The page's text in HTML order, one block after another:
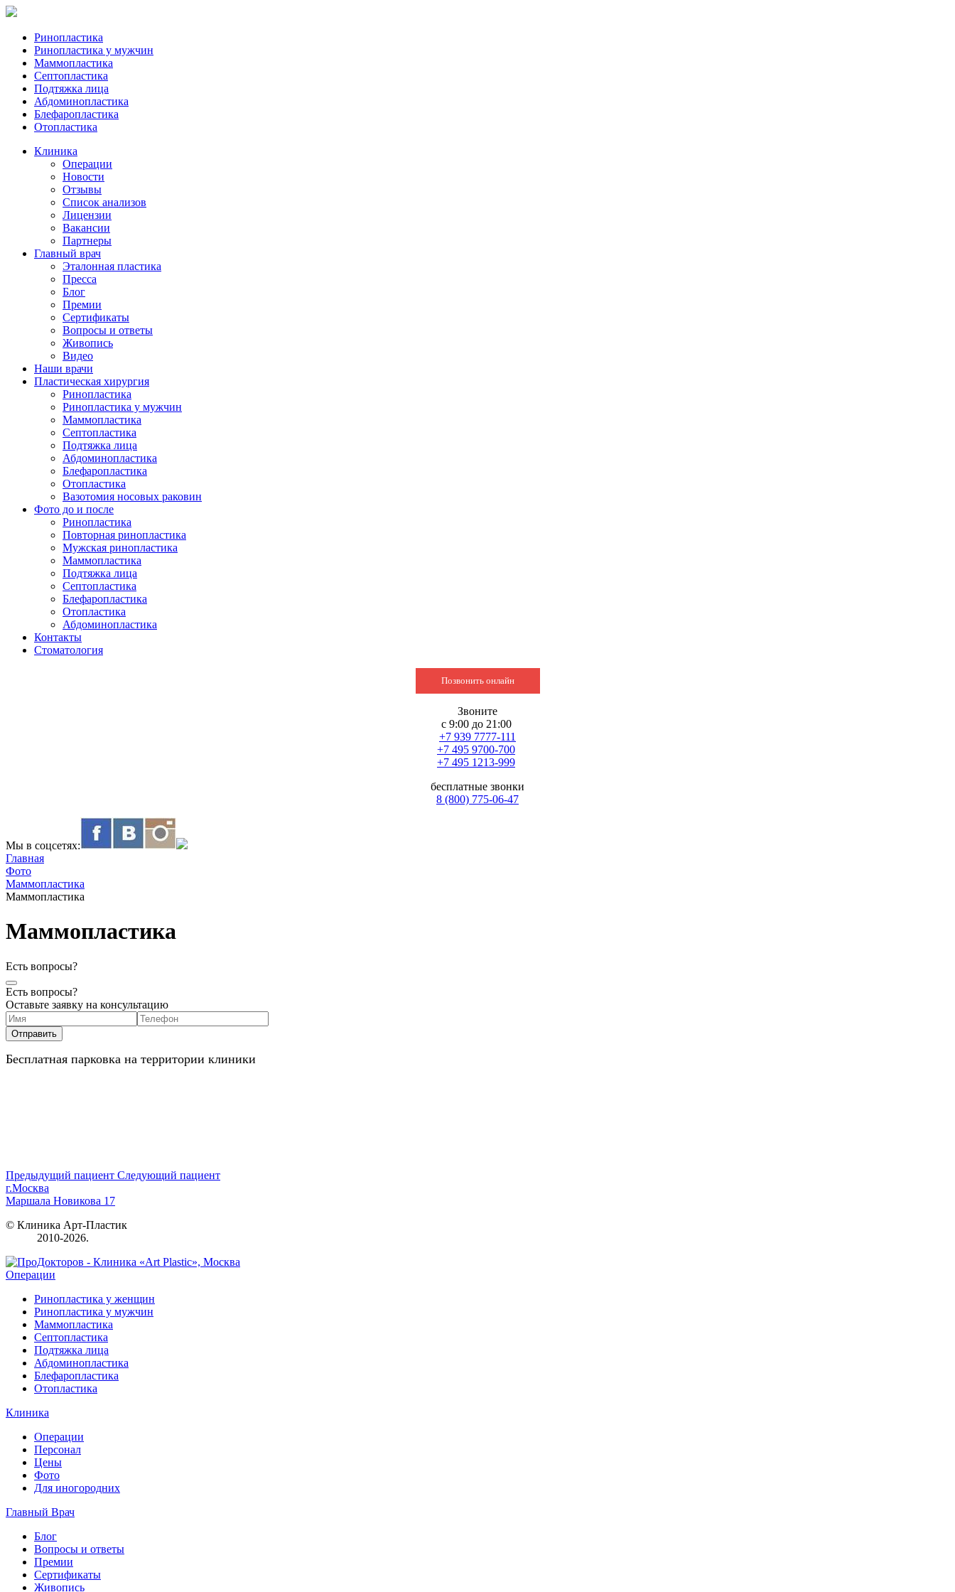
Ринопластика
Ринопластика у мужчин
Маммопластика
Септопластика
Подтяжка лица
Абдоминопластика
Блефаропластика
Отопластика
Клиника
Операции
Новости
Отзывы
Список анализов
Лицензии
Вакансии
Партнеры
Главный врач
Эталонная пластика
Пресса
Блог
Премии
Сертификаты
Вопросы и ответы
Живопись
Видео
Наши врачи
Пластическая хирургия
Ринопластика
Ринопластика у мужчин
Маммопластика
Септопластика
Подтяжка лица
Абдоминопластика
Блефаропластика
Отопластика
Вазотомия носовых раковин
Фото до и после
Ринопластика
Повторная ринопластика
Мужская ринопластика
Маммопластика
Подтяжка лица
Септопластика
Блефаропластика
Отопластика
Абдоминопластика
Контакты
Стоматология
Позвонить онлайн
Звоните
с 9:00 до 21:00
+7 939 7777-111
+7 495 9700-700
+7 495 1213-999
бесплатные звонки
8 (800) 775-06-47
Мы в соцсетях:
Главная
Фото
Маммопластика
Маммопластика
Маммопластика
Есть вопросы?
Есть вопросы?
Оставьте заявку на консультацию
Бесплатная парковка на территории клиники
Предыдущий пациент Следующий пациент
г.Москва
Маршала Новикова 17
© Клиника Арт-Пластик
2010-2026.
Операции
Ринопластика у женщин
Ринопластика у мужчин
Маммопластика
Септопластика
Подтяжка лица
Абдоминопластика
Блефаропластика
Отопластика
Клиника
Операции
Персонал
Цены
Фото
Для иногородних
Главный Врач
Блог
Вопросы и ответы
Премии
Сертификаты
Живопись